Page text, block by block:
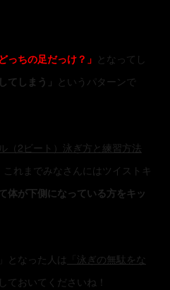
っちの足だっけ？」 となってし
てしまう」 というパターンで
（2ビート）泳ぎ方と練習方法
れまでみなさんにはツイストキ
体が下側になっている方をキッ
となった人は 「泳ぎの無駄をな
ておいてくださいね！